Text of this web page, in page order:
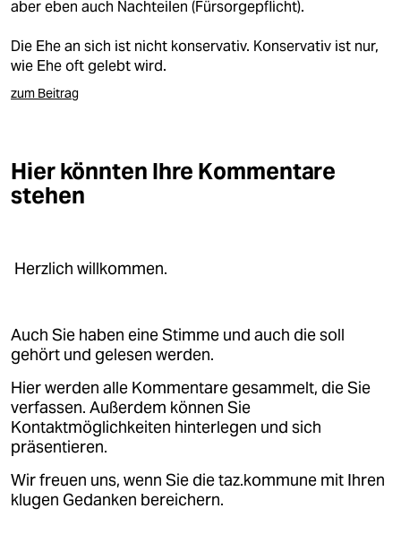
epaper login
aber eben auch Nachteilen (Fürsorgepflicht).
Die Ehe an sich ist nicht konservativ. Konservativ ist nur,
wie Ehe oft gelebt wird.
zum Beitrag
Hier könnten Ihre Kommentare
stehen
Herzlich willkommen.
Auch Sie haben eine Stimme und auch die soll
gehört und gelesen werden.
Hier werden alle Kommentare gesammelt, die Sie
verfassen. Außerdem können Sie
Kontaktmöglichkeiten hinterlegen und sich
präsentieren.
Wir freuen uns, wenn Sie die taz.kommune mit Ihren
klugen Gedanken bereichern.